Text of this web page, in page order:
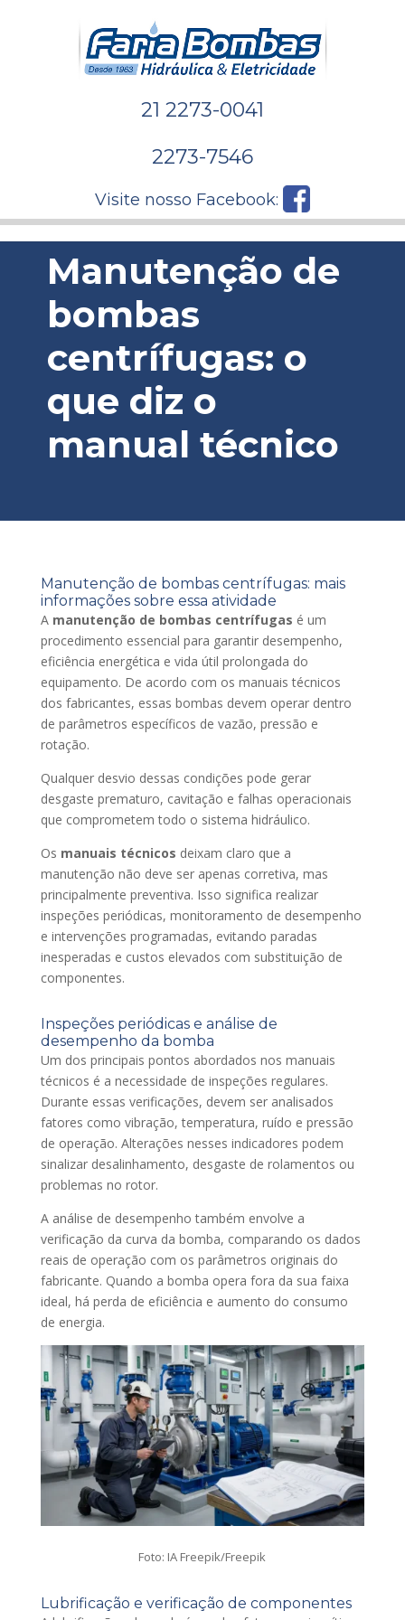
21 2273-0041
2273-7546
Visite nosso Facebook:
Manutenção de
bombas
centrífugas: o
que diz o
manual técnico
Manutenção de bombas centrífugas: mais
informações sobre essa atividade
A manutenção de bombas centrífugas é um
procedimento essencial para garantir desempenho,
eficiência energética e vida útil prolongada do
equipamento. De acordo com os manuais técnicos
dos fabricantes, essas bombas devem operar dentro
de parâmetros específicos de vazão, pressão e
rotação.
Qualquer desvio dessas condições pode gerar
desgaste prematuro, cavitação e falhas operacionais
que comprometem todo o sistema hidráulico.
Os manuais técnicos deixam claro que a
manutenção não deve ser apenas corretiva, mas
principalmente preventiva. Isso significa realizar
inspeções periódicas, monitoramento de desempenho
e intervenções programadas, evitando paradas
inesperadas e custos elevados com substituição de
componentes.
Inspeções periódicas e análise de
desempenho da bomba
Um dos principais pontos abordados nos manuais
técnicos é a necessidade de inspeções regulares.
Durante essas verificações, devem ser analisados
fatores como vibração, temperatura, ruído e pressão
de operação. Alterações nesses indicadores podem
sinalizar desalinhamento, desgaste de rolamentos ou
problemas no rotor.
A análise de desempenho também envolve a
verificação da curva da bomba, comparando os dados
reais de operação com os parâmetros originais do
fabricante. Quando a bomba opera fora da sua faixa
ideal, há perda de eficiência e aumento do consumo
de energia.
Foto: IA Freepik/Freepik
Lubrificação e verificação de componentes